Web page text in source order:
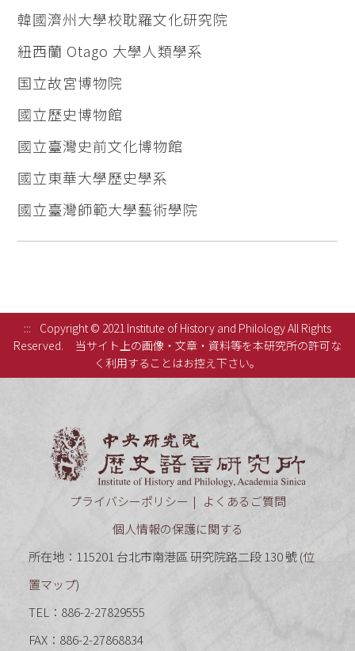
韓國濟州大學校耽羅文化研究院
紐西蘭 Otago 大學人類學系
国立故宮博物院
國立歷史博物館
國立臺灣史前文化博物館
國立東華大學歷史學系
國立臺灣師範大學藝術學院
:::
Copyright © 2021 Institute of History and Philology All Rights
Reserved.
当サイト上の画像・文章・資料等を本研究所の許可な
く利用することはお控え下さい。
プライバシーポリシー
よくあるご質問
個人情報の保護に関する
所在地：115201 台北市南港區 研究院路二段 130 號 (位
置マップ)
TEL：886-2-27829555
FAX：886-2-27868834